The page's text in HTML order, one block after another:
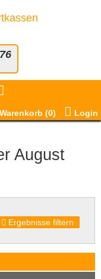
Warenkorb (0) Login
August
Ergebnisse filtern